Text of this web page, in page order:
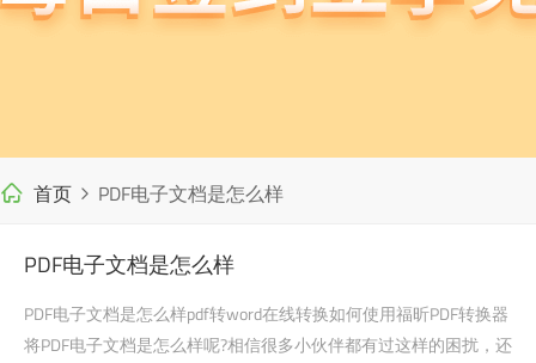
首页 PDF电子文档是怎么样
PDF电子文档是怎么样
PDF电子文档是怎么样pdf转word在线转换如何使用福昕PDF转换器
将PDF电子文档是怎么样呢?相信很多小伙伴都有过这样的困扰，还